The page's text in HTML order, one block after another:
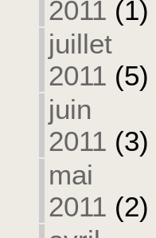
2011 (1)
juillet
2011 (5)
juin
2011 (3)
mai
2011 (2)